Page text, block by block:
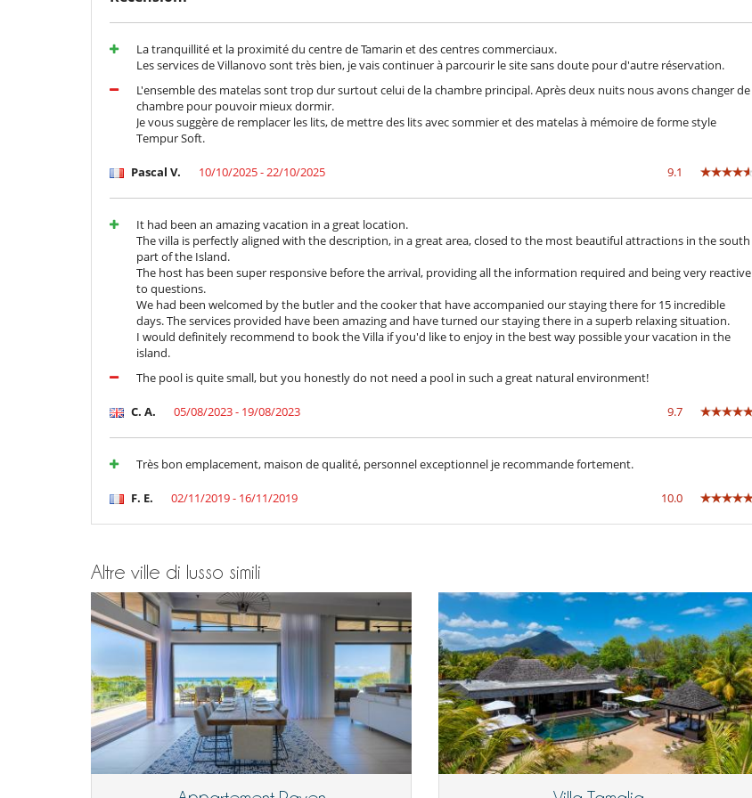
and petrol stations).
Notes
- This Villa is duly registered with the Mauritius Tourism Authority and holds its statutory operating licence.
- The house features French sockets with adaptors for English sockets.
- A back-up generator, activated automatically, ensures a constant supply of electricity.
- The swimming pool is not equipped with any safety barriers or fences and does not benefit from any form of surveillance
or rescue service. All residents must be aware of the respective dangers, and ensure the safety of those under their
responsibility during their stay.
I bambini sono i benvenuti
Attrezzature, eventi
cassaforte Estintore
All'esterno
Parcheggio
Sedie lunge vicino alla piscina
Divertimenti ed attività sportive
Tivù cavo o satellite o internet
Elettrodomestici
Frullatore
Macchina da caffè (a capsule)
Per la vostra comodità e convenienza
Aria condizionata solo nelle camere
Garage o posteggio privato
Salone e sala da mangiare nello stesso posto
Salone TV
Salotto
Veranda
Personale
Cuoco
Donna delle pulizie
Maggiordomo
Villa con personale
La tranquillité et la proximité du centre de Tamarin et des centres commerciaux.
Les services de Villanovo sont très bien, je vais continuer à parcourir le site sans doute pour d'autre réservation.
L'ensemble des matelas sont trop dur surtout celui de la chambre principal. Après deux nuits nous avons changer de
chambre pour pouvoir mieux dormir.
Je vous suggère de remplacer les lits, de mettre des lits avec sommier et des matelas à mémoire de forme style
Tempur Soft.
Pascal V. 10/10/2025 - 22/10/2025 9.1
It had been an amazing vacation in a great location.
The villa is perfectly aligned with the description, in a great area, closed to the most beautiful attractions in the south
part of the Island.
The host has been super responsive before the arrival, providing all the information required and being very reactive
to questions.
We had been welcomed by the butler and the cooker that have accompanied our staying there for 15 incredible
days. The services provided have been amazing and have turned our staying there in a superb relaxing situation.
I would definitely recommend to book the Villa if you'd like to enjoy in the best way possible your vacation in the
island.
The pool is quite small, but you honestly do not need a pool in such a great natural environment!
C. A. 05/08/2023 - 19/08/2023 9.7
Très bon emplacement, maison de qualité, personnel exceptionnel je recommande fortement.
F. E. 02/11/2019 - 16/11/2019 10.0
Altre ville di lusso simili